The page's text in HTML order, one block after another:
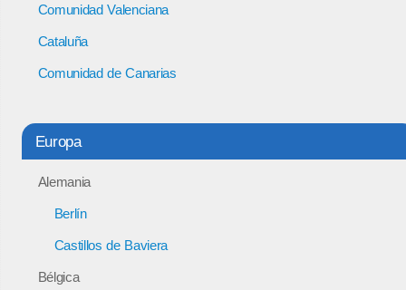
Comunidad Valenciana
Cataluña
Comunidad de Canarias
Europa
Alemania
Berlín
Castillos de Baviera
Bélgica